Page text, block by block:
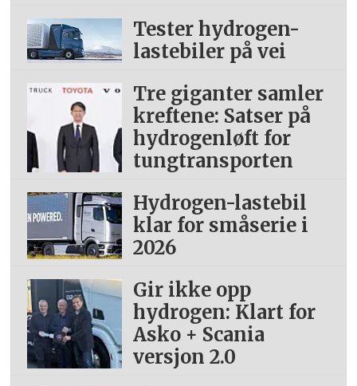
Tester hydrogen-
lastebiler på vei
Tre giganter samler
kreftene: Satser på
hydrogenløft for
tungtransporten
Hydrogen-lastebil
klar for småserie i
2026
Gir ikke opp
hydrogen: Klart for
Asko + Scania
versjon 2.0